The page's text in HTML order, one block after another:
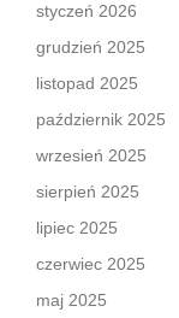
styczeń 2026
grudzień 2025
listopad 2025
październik 2025
wrzesień 2025
sierpień 2025
lipiec 2025
czerwiec 2025
maj 2025